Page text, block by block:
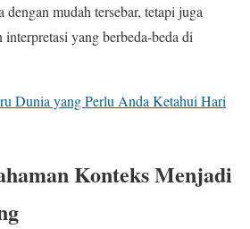
mudah tersebar, tetapi juga
yang berbeda-beda di
Dunia yang Perlu Anda Ketahui Hari
Konteks Menjadi